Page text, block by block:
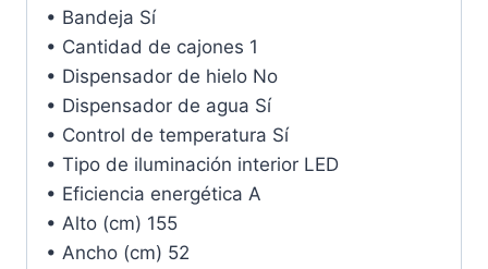
• Bandeja Sí
• Cantidad de cajones 1
• Dispensador de hielo No
• Dispensador de agua Sí
• Control de temperatura Sí
• Tipo de iluminación interior LED
• Eficiencia energética A
• Alto (cm) 155
• Ancho (cm) 52